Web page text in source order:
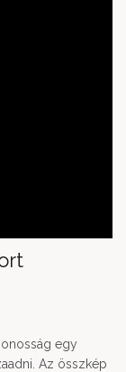
egy
Az összkép